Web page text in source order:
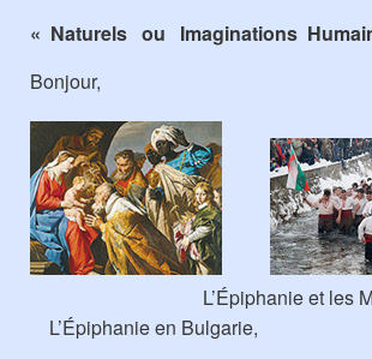
« Naturels ou Imaginations
Bonjour,
L’Épiphanie et les
L’Épiphanie en Bulgarie,